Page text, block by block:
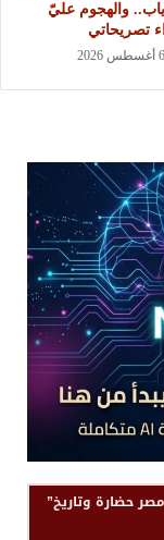
والهجوم عليّ
تصريحاتي
حضارة وتاريخ”